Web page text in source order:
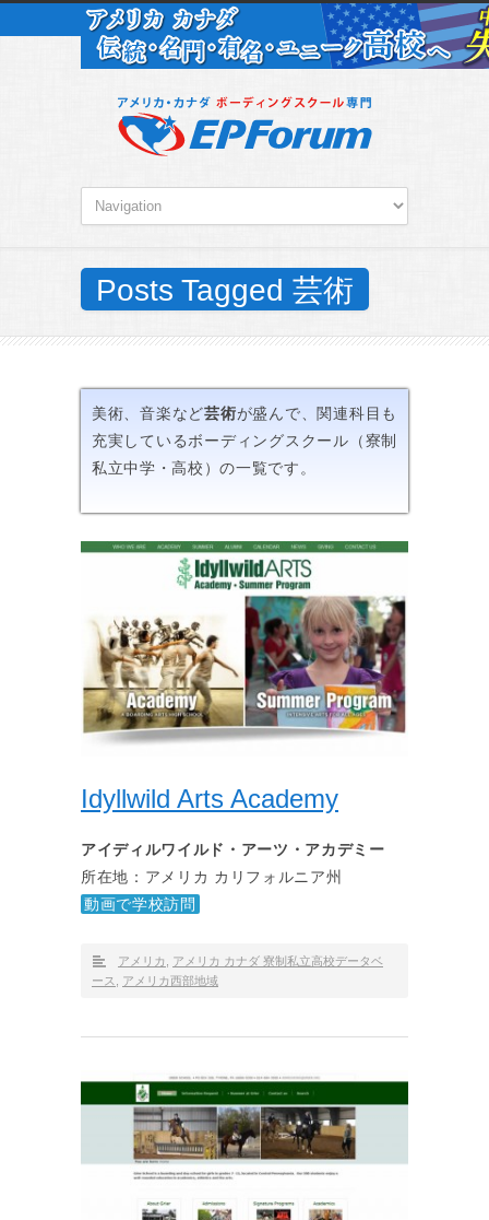
Posts Tagged 芸術
美術、音楽など芸術が盛んで、関連科目も
充実しているボーディングスクール（寮制
私立中学・高校）の一覧です。
Idyllwild Arts Academy
アイディルワイルド・アーツ・アカデミー
所在地：アメリカ カリフォルニア州
動画で学校訪問
アメリカ
アメリカ カナダ 寮制私立高校データベ
ース
アメリカ西部地域